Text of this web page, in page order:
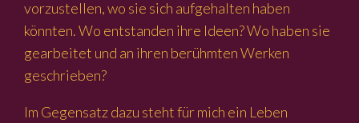
vorzustellen, wo sie sich aufgehalten haben
könnten. Wo entstanden ihre Ideen? Wo haben sie
gearbeitet und an ihren berühmten Werken
geschrieben?
Im Gegensatz dazu steht für mich ein Leben